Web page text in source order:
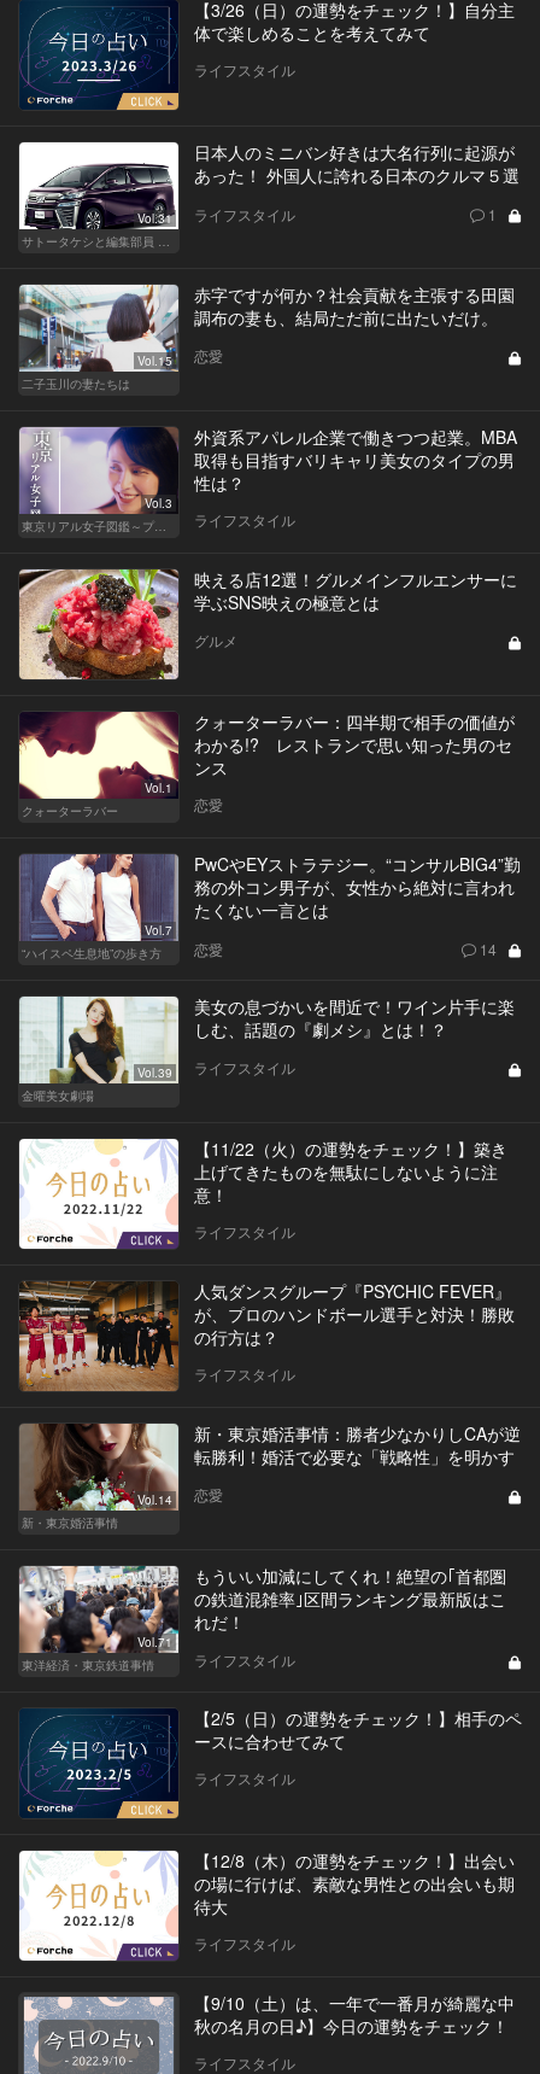
【3/26（日）の運勢をチェック！】自分主
体で楽しめることを考えてみて
ライフスタイル
Vol.31
サトータケシと編集部員 船山の"CAR GENTSへの道"
日本人のミニバン好きは大名行列に起源が
あった！ 外国人に誇れる日本のクルマ５選
ライフスタイル 1
Vol.15
二子玉川の妻たちは
赤字ですが何か？社会貢献を主張する田園
調布の妻も、結局ただ前に出たいだけ。
恋愛
Vol.3
東京リアル女子図鑑～プロローグ編～
外資系アパレル企業で働きつつ起業。MBA
取得も目指すバリキャリ美女のタイプの男
性は？
ライフスタイル
映える店12選！グルメインフルエンサーに
学ぶSNS映えの極意とは
グルメ
Vol.1
クォーターラバー
クォーターラバー：四半期で相手の価値が
わかる!? レストランで思い知った男のセ
ンス
恋愛
Vol.7
“ハイスペ生息地”の歩き方
PwCやEYストラテジー。“コンサルBIG4”勤
務の外コン男子が、女性から絶対に言われ
たくない一言とは
恋愛 14
Vol.39
金曜美女劇場
美女の息づかいを間近で！ワイン片手に楽
しむ、話題の『劇メシ』とは！？
ライフスタイル
【11/22（火）の運勢をチェック！】築き
上げてきたものを無駄にしないように注
意！
ライフスタイル
人気ダンスグループ『PSYCHIC FEVER』
が、プロのハンドボール選手と対決！勝敗
の行方は？
ライフスタイル
Vol.14
新・東京婚活事情
新・東京婚活事情：勝者少なかりしCAが逆
転勝利！婚活で必要な「戦略性」を明かす
恋愛
Vol.71
東洋経済・東京鉄道事情
もういい加減にしてくれ！絶望の｢首都圏
の鉄道混雑率｣区間ランキング最新版はこ
れだ！
ライフスタイル
【2/5（日）の運勢をチェック！】相手のペ
ースに合わせてみて
ライフスタイル
【12/8（木）の運勢をチェック！】出会い
の場に行けば、素敵な男性との出会いも期
待大
ライフスタイル
【9/10（土）は、一年で一番月が綺麗な中
秋の名月の日♪】今日の運勢をチェック！
ライフスタイル